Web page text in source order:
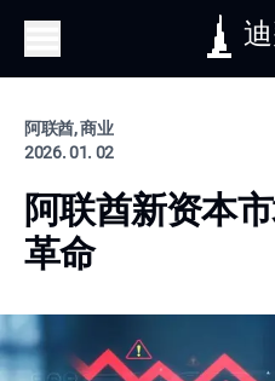
阿联酋, 商业
2026. 01. 02
阿联酋新资本
革命